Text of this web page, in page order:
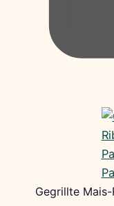
Gegrillte